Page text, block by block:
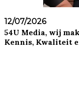
12/07/2026
54U Media, wij
Kennis, Kwaliteit